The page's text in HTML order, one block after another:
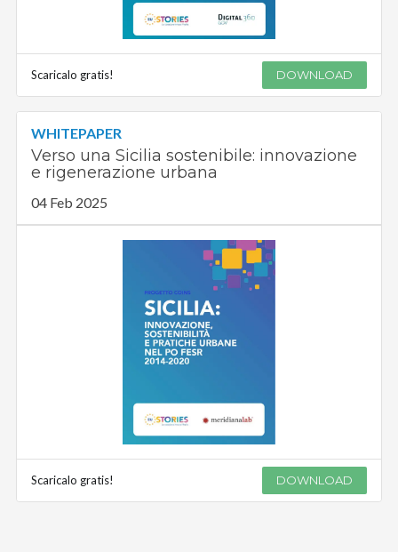
Scaricalo gratis! DOWNLOAD
WHITEPAPER
Verso una Sicilia sostenibile: innovazione
e rigenerazione urbana
04 Feb 2025
Scaricalo gratis! DOWNLOAD